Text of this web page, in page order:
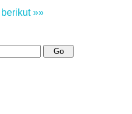
berikut »»